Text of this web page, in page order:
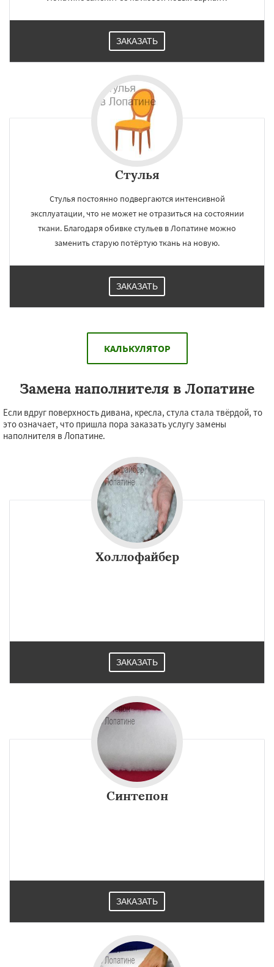
ЗАКАЗАТЬ
Стулья
Стулья постоянно подвергаются интенсивной
эксплуатации, что не может не отразиться на состоянии
ткани. Благодаря обивке стульев в Лопатине можно
заменить старую потёртую ткань на новую.
ЗАКАЗАТЬ
КАЛЬКУЛЯТОР
Замена наполнителя в Лопатине
Если вдруг поверхность дивана, кресла, стула стала твёрдой, то
это означает, что пришла пора заказать услугу замены
наполнителя в Лопатине.
Холлофайбер
ЗАКАЗАТЬ
Синтепон
ЗАКАЗАТЬ